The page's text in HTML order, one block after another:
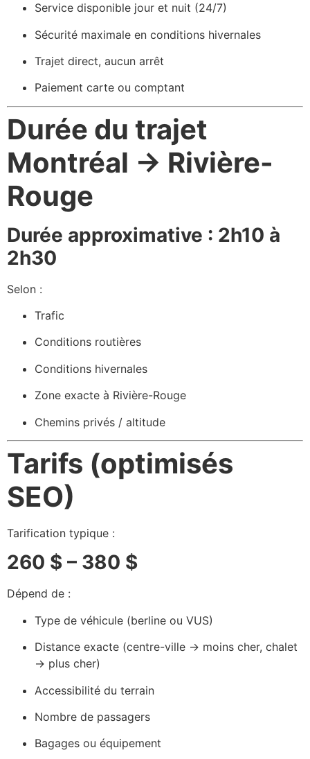
Service disponible jour et nuit (24/7)
Sécurité maximale en conditions hivernales
Trajet direct, aucun arrêt
Paiement carte ou comptant
Durée du trajet
Montréal → Rivière-
Rouge
Durée approximative : 2h10 à
2h30
Selon :
Trafic
Conditions routières
Conditions hivernales
Zone exacte à Rivière-Rouge
Chemins privés / altitude
Tarifs (optimisés
SEO)
Tarification typique :
260 $ – 380 $
Dépend de :
Type de véhicule (berline ou VUS)
Distance exacte (centre-ville → moins cher, chalet
→ plus cher)
Accessibilité du terrain
Nombre de passagers
Bagages ou équipement